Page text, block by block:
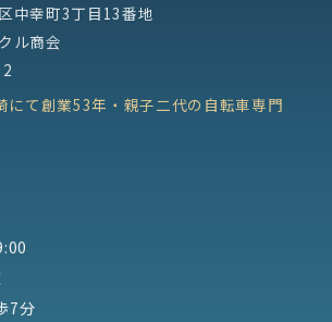
中幸町3丁目13番地
ル商会
て創業53年・親子二代の自転車専門
7分